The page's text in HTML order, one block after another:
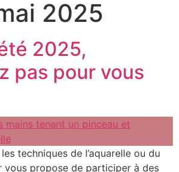
2025
2025,
pas pour vous
techniques de l’aquarelle ou du
vous propose de participer à des